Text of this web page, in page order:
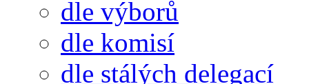
dle výborů
dle komisí
dle stálých delegací